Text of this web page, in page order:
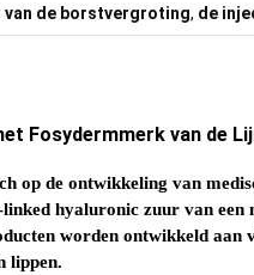
van de borstvergroting, de
Fosydermmerk van de
op de ontwikkeling van
hyaluronic zuur van
worden ontwikkeld
lippen.